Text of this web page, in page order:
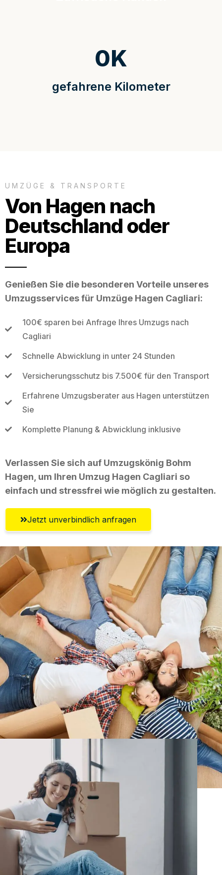
gefahrene Kilometer
0K
UMZÜGE & TRANSPORTE
Von Hagen nach
Deutschland oder
Europa
Genießen Sie die besonderen Vorteile unseres
Umzugsservices für Umzüge Hagen Cagliari:
100€ sparen bei Anfrage Ihres Umzugs nach
Cagliari
Schnelle Abwicklung in unter 24 Stunden
Versicherungsschutz bis 7.500€ für den Transport
Erfahrene Umzugsberater aus Hagen unterstützen
Sie
Komplette Planung & Abwicklung inklusive
Verlassen Sie sich auf Umzugskönig Bohm
Hagen, um Ihren Umzug Hagen Cagliari so
einfach und stressfrei wie möglich zu gestalten.
Jetzt unverbindlich anfragen